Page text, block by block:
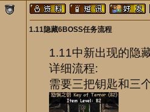
1.11隐藏6BOSS任务流程
1.11中新出现的隐
详细流程:
需要三把钥匙和三